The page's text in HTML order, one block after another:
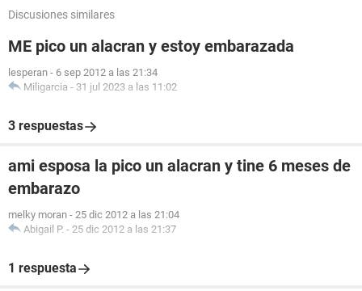
Discusiones similares
ME pico un alacran y estoy embarazada
lesperan - 6 sep 2012 a las 21:34
Miligarcia - 31 jul 2023 a las 11:02
3 respuestas
ami esposa la pico un alacran y tine 6 meses de
embarazo
melky moran - 25 dic 2012 a las 21:04
Abigail P. - 25 dic 2012 a las 21:37
1 respuesta